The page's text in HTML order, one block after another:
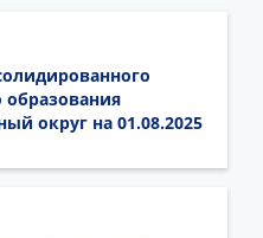
округ на 01.08.2025